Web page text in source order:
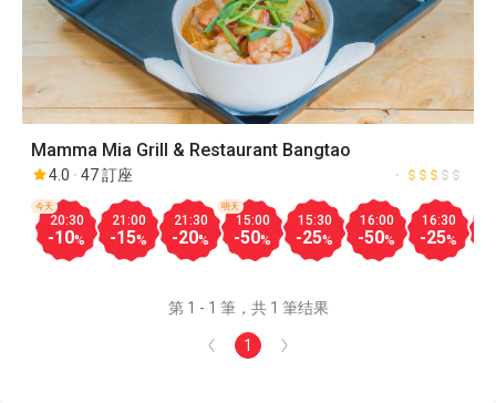
Mamma Mia Grill & Restaurant Bangtao
4.0 47 訂座
20:30
-10%
今天
21:00
-15%
21:30
-20%
15:00
-50%
明天
15:30
-25%
16:00
-50%
16:30
-25%
第 1 - 1 筆，共 1 筆结果
1